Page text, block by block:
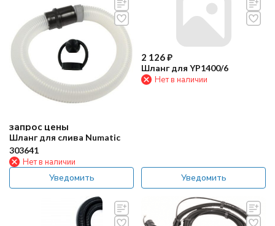
запрос цены
Шланг для слива Numatic
303641
Нет в наличии
Уведомить
2 126₽
Шланг для YP1400/6
Нет в наличии
Уведомить